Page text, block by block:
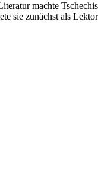
machte
sie zunächst als